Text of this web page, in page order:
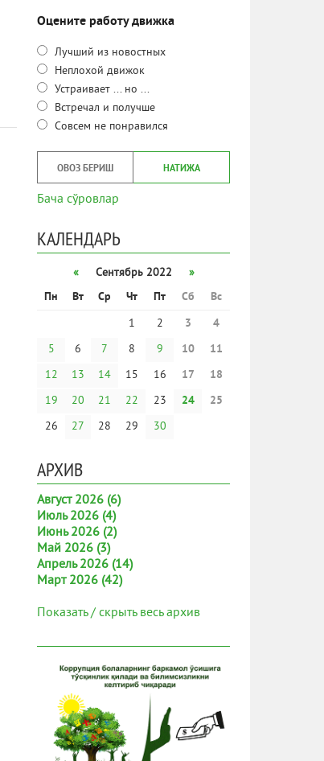
Оцените работу движка
Лучший из новостных
Неплохой движок
Устраивает ... но ...
Встречал и получше
Совсем не понравился
ОВОЗ БЕРИШ НАТИЖА
Бача сўровлар
КАЛЕНДАРЬ
« Сентябрь 2022
»
Пн
Вт Ср Чт Пт Сб
Вс
1
2 3
4
5
6 7 8 9 10
11
12
13 14 15 16 17
18
19
20 21 22 23 24
25
26
27 28 29 30
АРХИВ
Август 2026 (6)
Июль 2026 (4)
Июнь 2026 (2)
Май 2026 (3)
Апрель 2026 (14)
Март 2026 (42)
Показать / скрыть весь архив